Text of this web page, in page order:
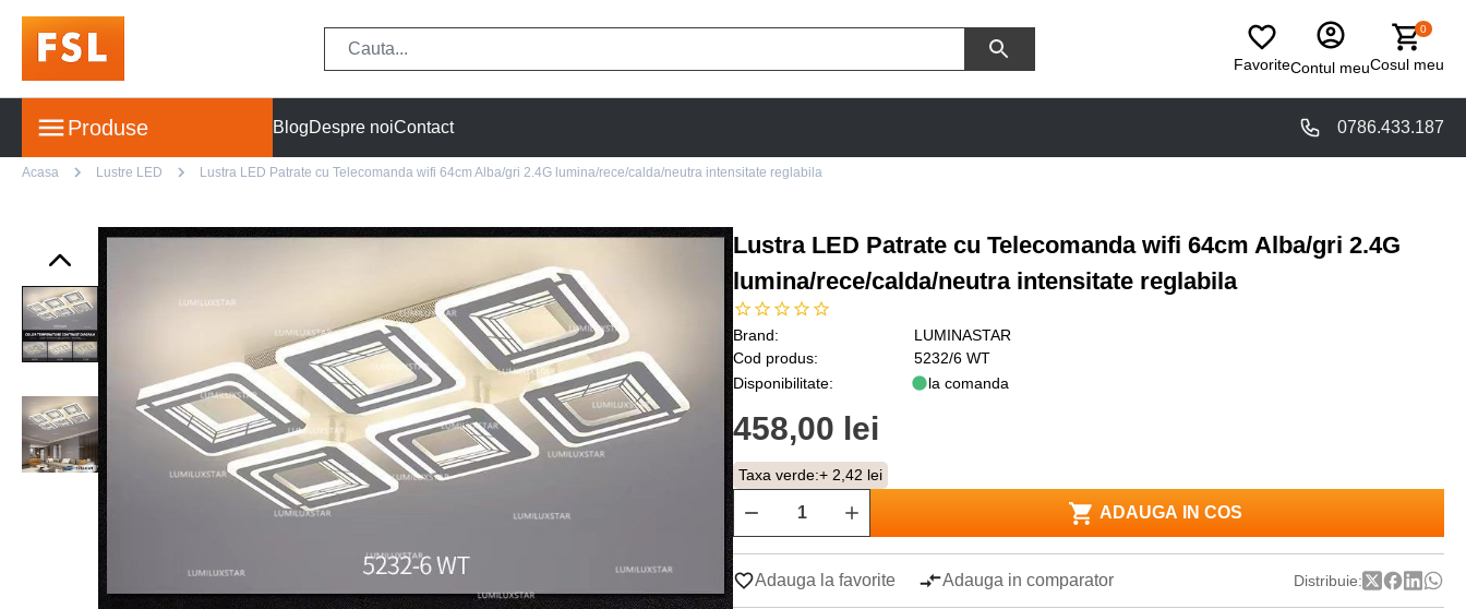
FavoriteContul meu
0
Cosul meu
Produse BlogDespre noiContact 0786.433.187
Acasa Lustre LED Lustra LED Patrate cu Telecomanda wifi 64cm Alba/gri 2.4G lumina/rece/calda/neutra intensitate reglabila
Lustra LED Patrate cu Telecomanda wifi 64cm Alba/gri 2.4G
lumina/rece/calda/neutra intensitate reglabila
Brand:
LUMINASTAR
Cod produs:
5232/6 WT
Disponibilitate:
la comanda
458,00 lei
Taxa verde:+ 2,42 lei
ADAUGA IN COS
Adauga la favorite Adauga in comparator Distribuie: